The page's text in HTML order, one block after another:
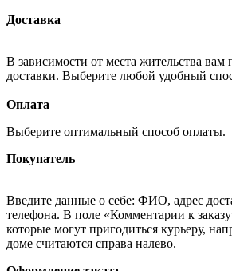
Доставка
В зависимости от места жительства вам
доставки. Выберите любой удобный
Оплата
Выберите оптимальный способ оплаты.
Покупатель
Введите данные о себе: ФИО, адрес
телефона. В поле «Комментарии к
которые могут пригодиться курьеру,
доме считаются справа налево.